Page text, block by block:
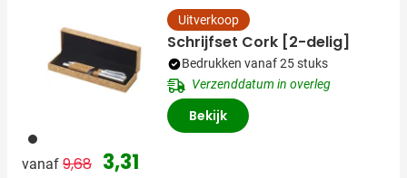
011
vanaf Normale prijs
9,68 Speciale prijs
3,31
Uitverkoop
Schrijfset Cork [2-delig]
Bedrukken vanaf 25 stuks
Verzenddatum in overleg
Bekijk